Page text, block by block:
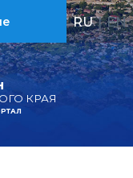
КРАЯ
RU | EN